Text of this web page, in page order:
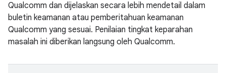
Qualcomm dan dijelaskan secara lebih mendetail dalam
buletin keamanan atau pemberitahuan keamanan
Qualcomm yang sesuai. Penilaian tingkat keparahan
masalah ini diberikan langsung oleh Qualcomm.